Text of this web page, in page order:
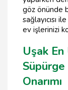
göz önünde
sağlayıcısı
ev işlerinizi
Uşak
Onarımı